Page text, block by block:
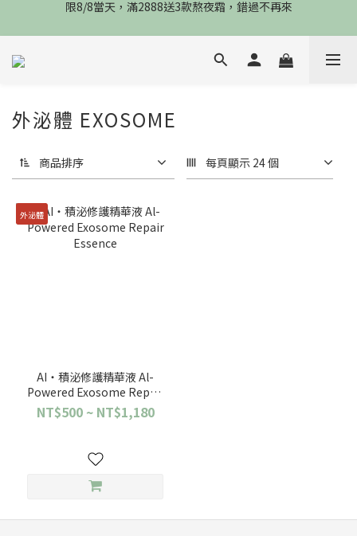
限8/8當天，滿2888送3款熬夜霜，錯過不再來
倒數3天，任選兩件88折，最高再贈$2800
限8/8當天，滿2888送3款熬夜霜，錯過不再來
外泌體 EXOSOME
商品排序 每頁顯示 24 個
外泌體
AI‧積泌修護精華液 Al-
Powered Exosome Repair
Essence
NT$500 ~ NT$1,180